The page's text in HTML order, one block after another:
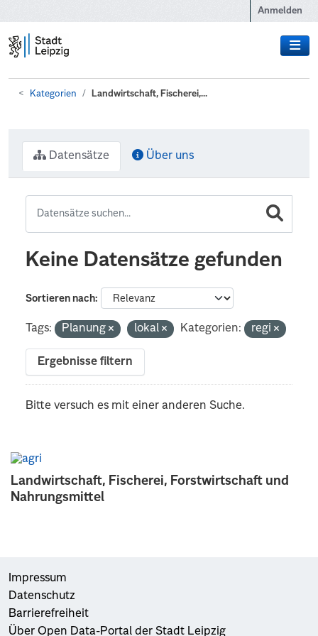
Anmelden
Kategorien Landwirtschaft, Fischerei,...
Landwirtschaft, Fischerei, Forstwirtschaft und
Nahrungsmittel
Datensätze Über uns
Keine Datensätze gefunden
Sortieren nach
Tags: Planung lokal Kategorien: regi
Ergebnisse filtern
Bitte versuch es mit einer anderen Suche.
Impressum
Datenschutz
Barrierefreiheit
Über Open Data-Portal der Stadt Leipzig